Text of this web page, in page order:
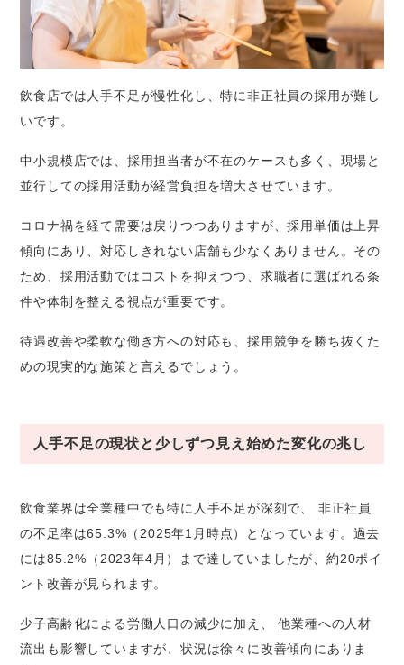
飲食店では人手不足が慢性化し、特に非正社員の採用が難し
いです。
中小規模店では、採用担当者が不在のケースも多く、現場と
並行しての採用活動が経営負担を増大させています。
コロナ禍を経て需要は戻りつつありますが、採用単価は上昇
傾向にあり、対応しきれない店舗も少なくありません。その
ため、採用活動ではコストを抑えつつ、求職者に選ばれる条
件や体制を整える視点が重要です。
待遇改善や柔軟な働き方への対応も、採用競争を勝ち抜くた
めの現実的な施策と言えるでしょう。
人手不足の現状と少しずつ見え始めた変化の兆し
飲食業界は全業種中でも特に人手不足が深刻で、 非正社員
の不足率は65.3%（2025年1月時点）となっています。過去
には85.2%（2023年4月）まで達していましたが、約20ポイ
ント改善が見られます。
少子高齢化による労働人口の減少に加え、 他業種への人材
流出も影響していますが、状況は徐々に改善傾向にありま